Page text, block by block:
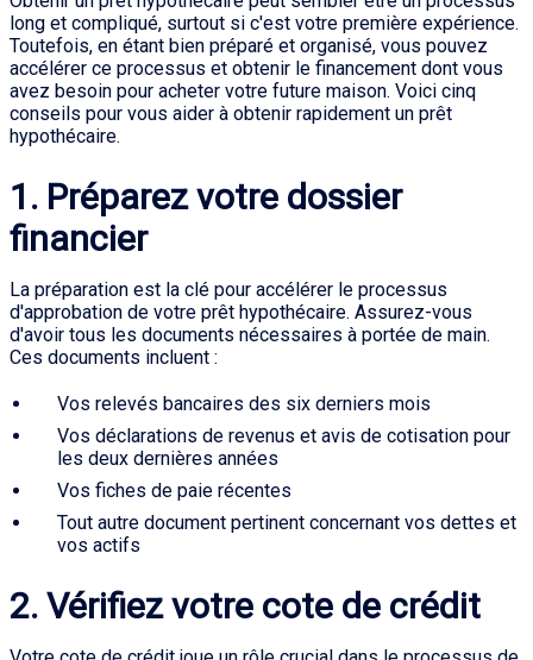
long et compliqué, surtout si c'est votre première expérience.
Toutefois, en étant bien préparé et organisé, vous pouvez
accélérer ce processus et obtenir le financement dont vous
avez besoin pour acheter votre future maison. Voici cinq
conseils pour vous aider à obtenir rapidement un prêt
hypothécaire.
1. Préparez votre dossier
financier
La préparation est la clé pour accélérer le processus
d'approbation de votre prêt hypothécaire. Assurez-vous
d'avoir tous les documents nécessaires à portée de main.
Ces documents incluent :
Vos relevés bancaires des six derniers mois
Vos déclarations de revenus et avis de cotisation pour
les deux dernières années
Vos fiches de paie récentes
Tout autre document pertinent concernant vos dettes et
vos actifs
2. Vérifiez votre cote de crédit